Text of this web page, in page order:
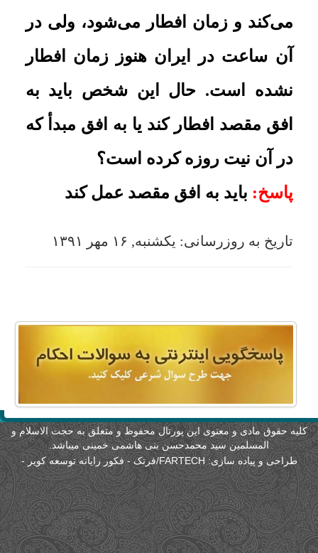
حقوق مادی و معنوی این پورتال محفوظ و متعلق به حجت الاسلام و
المسلمین سید محمدحسن بنی هاشمی خمینی میباشد.
طراحی و پیاده سازی:FARTECH/فرتک - فکور رایانه توسعه کویر -